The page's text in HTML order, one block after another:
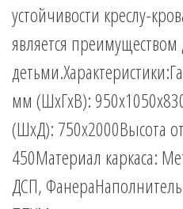
устойчивости креслу-
является преимуществом
мм (ШхГхВ):
(ШхД): 750х2000Высота
450Материал каркаса:
ДСП,